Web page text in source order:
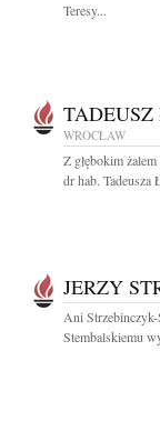
Teresy...
WROCŁAW
Z głębokim
dr hab. Tadeusza
JERZY
Ani
Stembalskiemu